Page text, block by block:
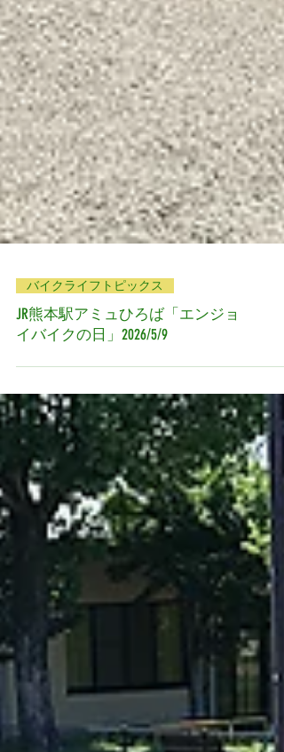
バイクライフトピックス
JR熊本駅アミュひろば「エンジョ